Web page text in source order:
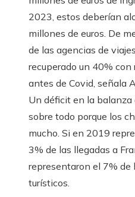
2023, estos deberían
millones de euros. De
de las agencias de
recuperado un 40% con
antes de Covid, señala
Un déficit en la balanza
sobre todo porque los
mucho. Si en 2019
3% de las llegadas a
representaron el 7% de
turísticos.